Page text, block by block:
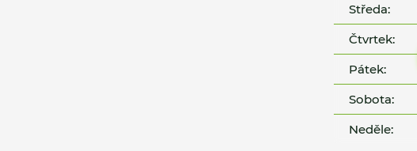
Středa:
Čtvrtek:
Pátek:
Sobota:
Neděle: